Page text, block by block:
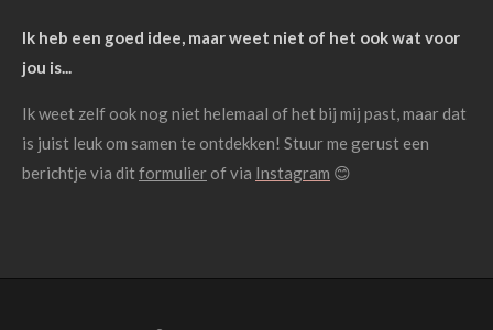
Ik heb een goed idee, maar weet niet of het ook wat voor
jou is...
Ik weet zelf ook nog niet helemaal of het bij mij past, maar dat
is juist leuk om samen te ontdekken! Stuur me gerust een
berichtje via ditformulier of via Instagram 😊